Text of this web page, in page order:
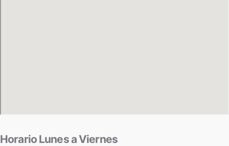
Horario Lunes a Viernes